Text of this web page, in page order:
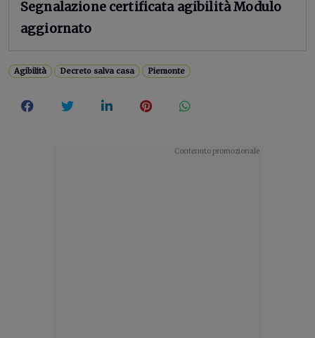
Segnalazione certificata agibilità Modulo
aggiornato
Agibilità Decreto salva casa Piemonte